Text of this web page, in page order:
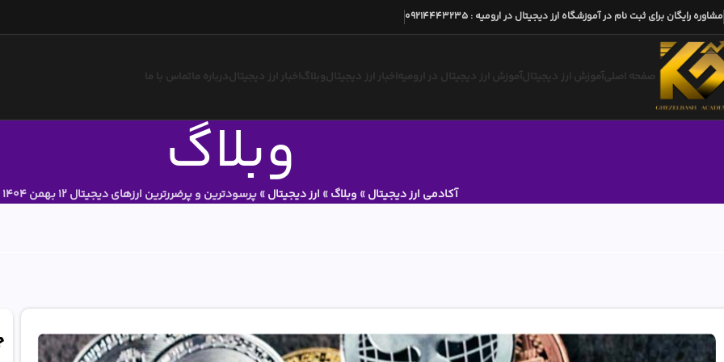
مشاوره رایگان برای ثبت نام در آموزشگاه ارز دیجیتال در ارومیه :
09214443235
صفحه اصلیآموزش ارز دیجیتالآموزش ارز دیجیتال در ارومیه اخبار ارز دیجیتالوبلاگ اخبار ارز دیجیتالدرباره ماتماس با ما
وبلاگ آکادمی ارز دیجیتال» وبلاگ» ارز دیجیتال»‌‏پرسودترین و پرضررترین ارزهای دیجیتال 12 بهمن 1404